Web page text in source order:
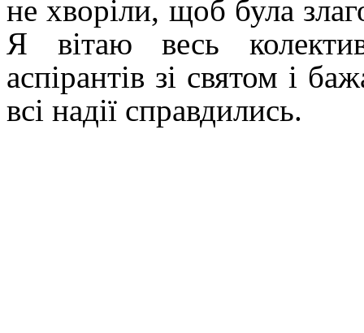
не хворіли, щоб була
Я вітаю весь
аспірантів зі святом і
всі надії справдились.